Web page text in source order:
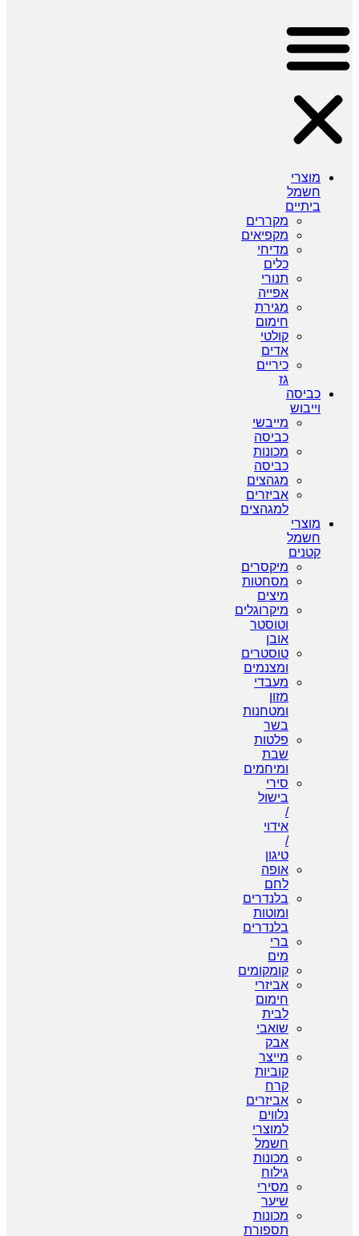
מוצרי
חשמל
ביתיים
מקררים
מקפיאים
מדיחי
כלים
תנורי
אפייה
מגירת
חימום
קולטי
אדים
כיריים
גז
כביסה
וייבוש
מייבשי
כביסה
מכונות
כביסה
מגהצים
אביזרים
למגהצים
מוצרי
חשמל
קטנים
מיקסרים
מסחטות
מיצים
מיקרוגלים
וטוסטר
אובן
טוסטרים
ומצנמים
מעבדי
מזון
ומטחנות
בשר
פלטות
שבת
ומיחמים
סירי
בישול
/
אידוי
/
טיגון
אופה
לחם
בלנדרים
ומוטות
בלנדרים
ברי
מים
קומקומים
אביזרי
חימום
לבית
שואבי
אבק
מייצר
קוביות
קרח
אביזרים
נלווים
למוצרי
חשמל
מכונות
גילוח
מסירי
שיער
מכונות
תספורת